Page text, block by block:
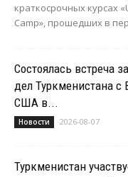
краткосрочных курсах
Camp», прошедших в
Состоялась встреча
дел Туркменистана
США в...
Новости 2026-08-07
Туркменистан